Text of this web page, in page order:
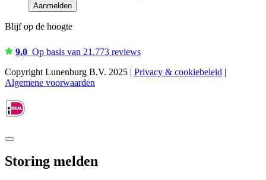
Aanmelden
Blijf op de hoogte
9,0 Op basis van 21.773 reviews
Copyright Lunenburg B.V. 2025 | Privacy & cookiebeleid |
Algemene voorwaarden
Storing melden